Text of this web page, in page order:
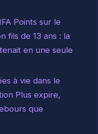
Points sur le
fils de 13 ans : la
en une seule
à vie dans le
Plus expire,
que